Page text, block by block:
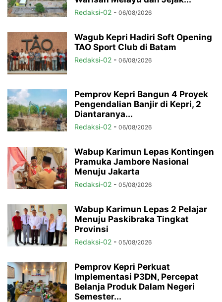
Redaksi-02 - 06/08/2026
Wagub Kepri Hadiri Soft Opening
TAO Sport Club di Batam
Redaksi-02 - 06/08/2026
Pemprov Kepri Bangun 4 Proyek
Pengendalian Banjir di Kepri, 2
Diantaranya...
Redaksi-02 - 06/08/2026
Wabup Karimun Lepas Kontingen
Pramuka Jambore Nasional
Menuju Jakarta
Redaksi-02 - 05/08/2026
Wabup Karimun Lepas 2 Pelajar
Menuju Paskibraka Tingkat
Provinsi
Redaksi-02 - 05/08/2026
Pemprov Kepri Perkuat
Implementasi P3DN, Percepat
Belanja Produk Dalam Negeri
Semester...